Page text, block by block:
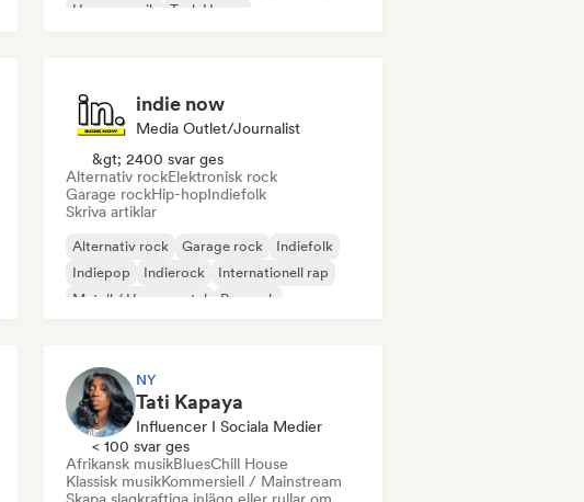
House-musik
Tech House
indie now
Media Outlet/Journalist
&gt; 2400 svar ges
Alternativ rockElektronisk rock
Garage rockHip-hopIndiefolk
Skriva artiklar
Alternativ rock Garage rock
Indiefolk
Indiepop
Indierock
Internationell rap
Metall / Heavy metal
Poprock
NY
Tati Kapaya
Influencer I Sociala Medier
< 100 svar ges
Afrikansk musikBluesChill House
Klassisk musikKommersiell / Mainstream